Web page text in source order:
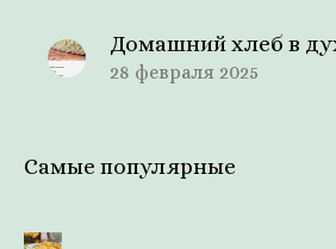
Домашний хлеб в
28 февраля 2025
Самые популярные